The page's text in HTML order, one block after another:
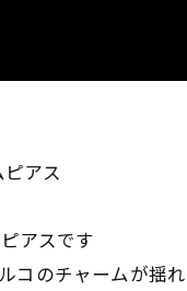
アス
アスです
コのチャームが揺